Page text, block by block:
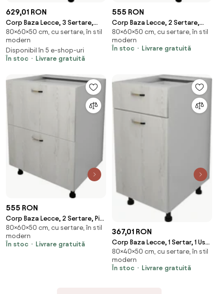
629,01 RON
Corp Baza Lecce, 3 Sertare,
Verde Petrol/Alb, 60 x 50 x 80
cm
80×60×50 cm, cu sertare, în stil
modern
Disponibil în 5 e-shop-uri
În stoc
Livrare gratuită
555 RON
Corp Baza Lecce, 2 Sertare,
Lemn Alb/Alb, 60 x 50 x 80 cm
80×60×50 cm, cu sertare, în stil
modern
În stoc
Livrare gratuită
555 RON
Corp Baza Lecce, 2 Sertare, Pin
Alb/Alb, 60 x 50 x 80 cm
80×60×50 cm, cu sertare, în stil
modern
În stoc
Livrare gratuită
367,01 RON
Corp Baza Lecce, 1 Sertar, 1 Usa,
Pin Alb/Alb, 40 x 50 x 80 cm
80×40×50 cm, cu sertare, în stil
modern
În stoc
Livrare gratuită